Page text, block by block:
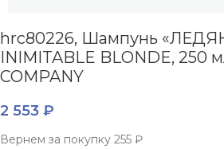
hrc80226, Шампунь
INIMITABLE BLONDE, 250
COMPANY
2 553 ₽
Вернем за покупку 255 ₽